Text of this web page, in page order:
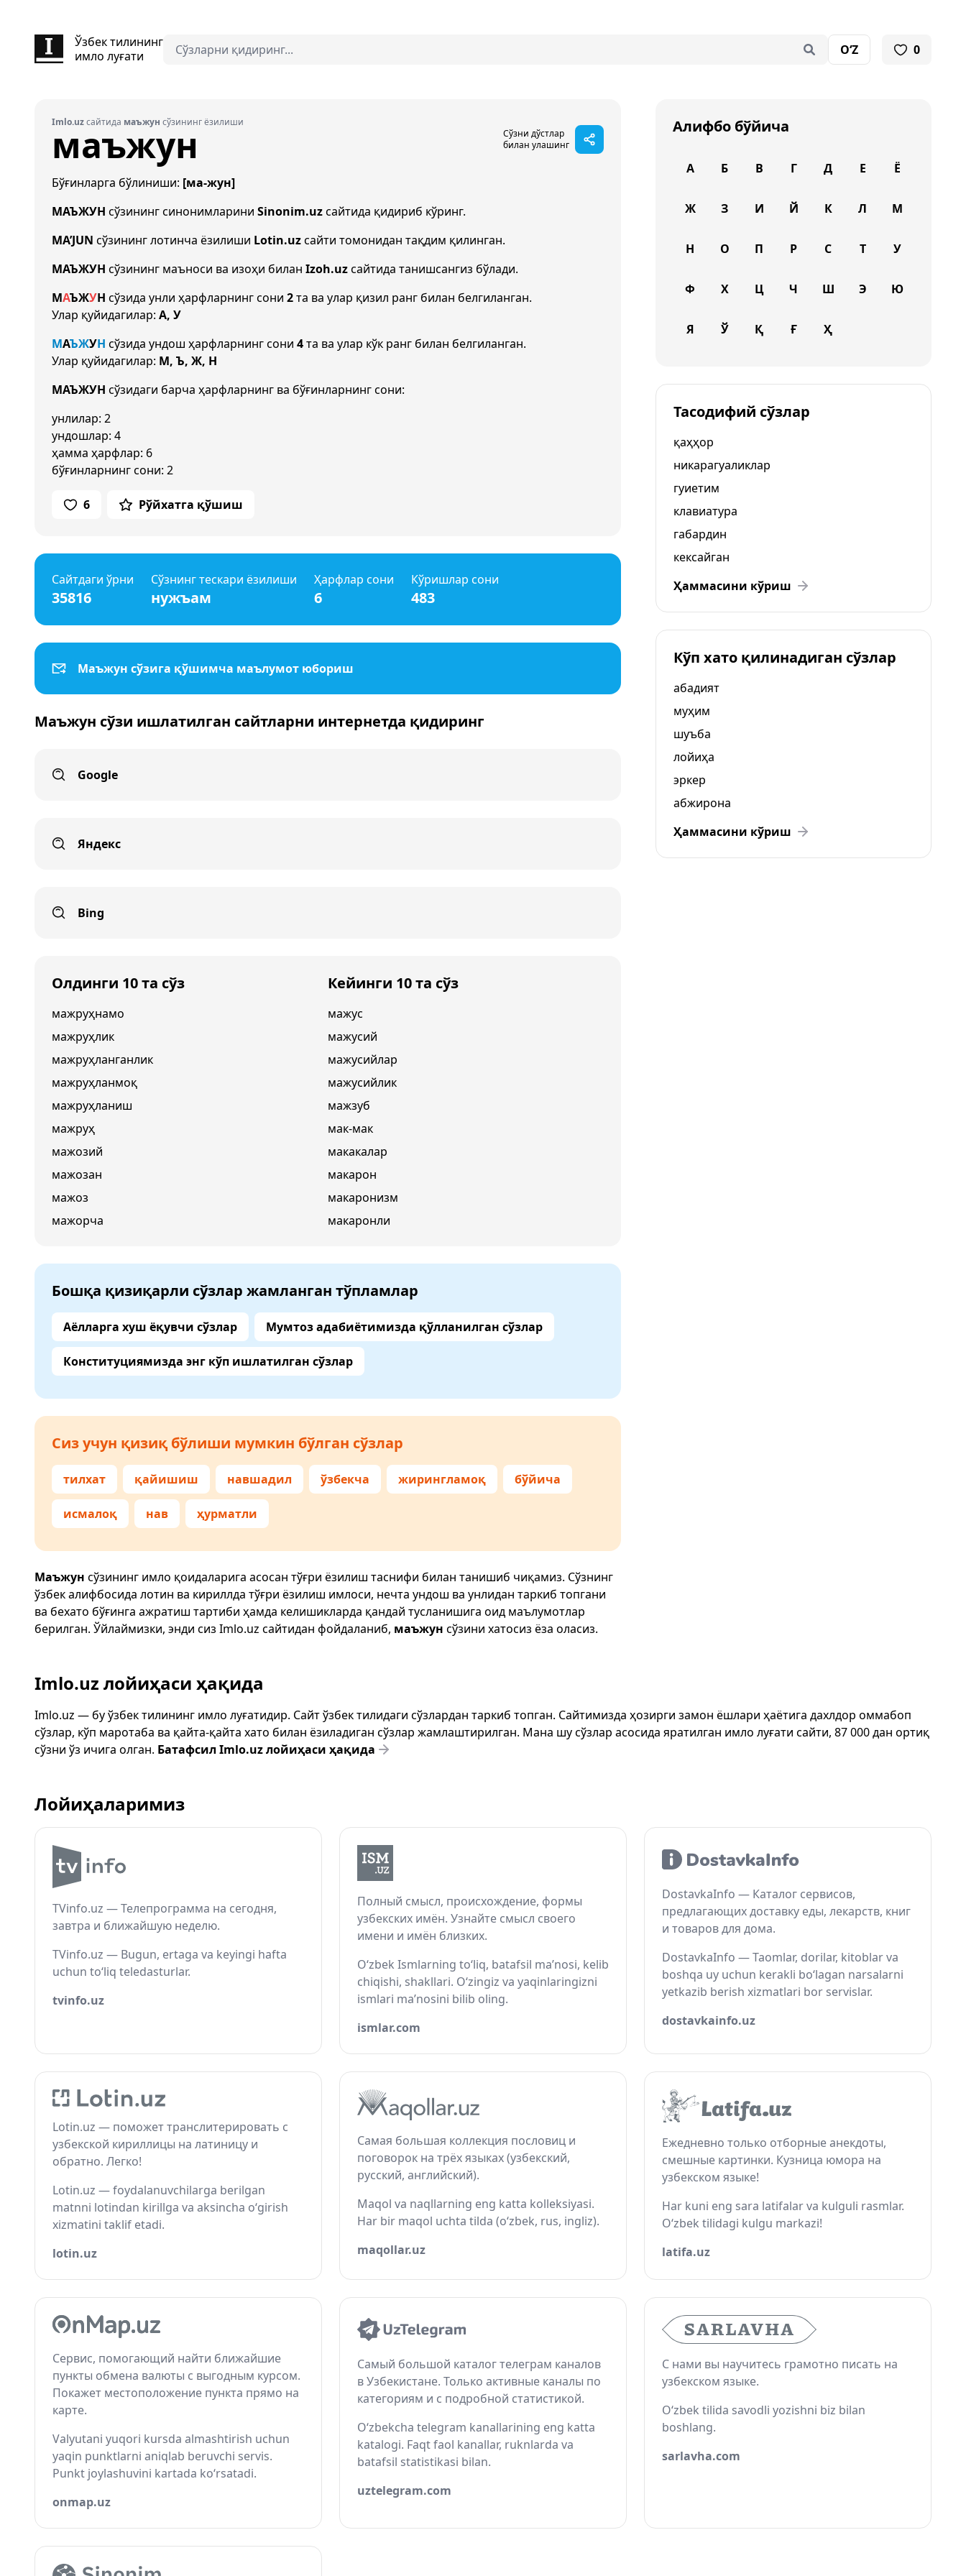
Ўзбек тилининг
имло луғати
O‘Z 0
Imlo.uzсайтида маъжун сўзининг ёзилиши
маъжун
Сўзни дўстлар
билан улашинг
Бўғинларга бўлиниши: [ма-жун]
МАЪЖУН сўзининг синонимларини Sinonim.uzсайтида қидириб кўринг.
MA’JUN сўзининг лотинча ёзилиши Lotin.uzсайти томонидан тақдим қилинган.
МАЪЖУН сўзининг маъноси ва изоҳи билан Izoh.uzсайтида танишсангиз бўлади.
МАЪЖУН сўзида унли ҳарфларнинг сони 2та ва улар қизил ранг билан белгиланган.
Улар қуйидагилар: А, У
МАЪЖУН сўзида ундош ҳарфларнинг сони 4та ва улар кўк ранг билан белгиланган.
Улар қуйидагилар: М, Ъ, Ж, Н
МАЪЖУН сўзидаги барча ҳарфларнинг ва бўғинларнинг сони:
унлилар: 2
ундошлар: 4
ҳамма ҳарфлар: 6
бўғинларнинг сони: 2
6 Рўйхатга қўшиш
Сайтдаги ўрни
35816
Сўзнинг тескари ёзилиши
нужъам
Ҳарфлар сони
6
Кўришлар сони
483
Маъжун сўзига қўшимча маълумот юбориш
Маъжун сўзи ишлатилган сайтларни интернетда қидиринг
Google
Яндекс
Bing
Олдинги 10 та сўз
мажруҳнамо
мажруҳлик
мажруҳланганлик
мажруҳланмоқ
мажруҳланиш
мажруҳ
мажозий
мажозан
мажоз
мажорча
Кейинги 10 та сўз
мажус
мажусий
мажусийлар
мажусийлик
мажзуб
мак-мак
макакалар
макарон
макаронизм
макаронли
Бошқа қизиқарли сўзлар жамланган тўпламлар
Аёлларга хуш ёқувчи сўзлар Мумтоз адабиётимизда қўлланилган сўзлар
Конституциямизда энг кўп ишлатилган сўзлар
Сиз учун қизиқ бўлиши мумкин бўлган сўзлар
тилхат қайишиш навшадил ўзбекча жирингламоқ бўйича
исмалоқ нав ҳурматли
Маъжун сўзининг имло қоидаларига асосан тўғри ёзилиш таснифи билан танишиб чиқамиз. Сўзнинг
ўзбек алифбосида лотин ва кириллда тўғри ёзилиш имлоси, нечта ундош ва унлидан таркиб топгани
ва бехато бўғинга ажратиш тартиби ҳамда келишикларда қандай тусланишига оид маълумотлар
берилган. Ўйлаймизки, энди сиз Imlo.uz сайтидан фойдаланиб, маъжун сўзини хатосиз ёза оласиз.
Алифбо бўйича
А Б В Г Д Е Ё
Ж З И Й К Л М
Н О П Р С Т У
Ф Х Ц Ч Ш Э Ю
Я Ў Қ Ғ Ҳ
Тасодифий сўзлар
қаҳҳор
никарагуаликлар
гуиетим
клавиатура
габардин
кексайган
Ҳаммасини кўриш
Кўп хато қилинадиган сўзлар
абадият
муҳим
шуъба
лойиҳа
эркер
абжирона
Ҳаммасини кўриш
Imlo.uz лойиҳаси ҳақида
Imlo.uz — бу ўзбек тилининг имло луғатидир. Сайт ўзбек тилидаги сўзлардан таркиб топган. Сайтимизда ҳозирги замон ёшлари ҳаётига дахлдор оммабоп
сўзлар, кўп маротаба ва қайта-қайта хато билан ёзиладиган сўзлар жамлаштирилган. Мана шу сўзлар асосида яратилган имло луғати сайти, 87 000 дан ортиқ
сўзни ўз ичига олган. Батафсил Imlo.uz лойиҳаси ҳақида
Лойиҳаларимиз
TVinfo.uz — Телепрограмма на сегодня,
завтра и ближайшую неделю.
TVinfo.uz — Bugun, ertaga va keyingi hafta
uchun to‘liq teledasturlar.
tvinfo.uz
Полный смысл, происхождение, формы
узбекских имён. Узнайте смысл своего
имени и имён близких.
O‘zbek Ismlarning to‘liq, batafsil ma’nosi, kelib
chiqishi, shakllari. O‘zingiz va yaqinlaringizni
ismlari ma’nosini bilib oling.
ismlar.com
DostavkaInfo — Каталог сервисов,
предлагающих доставку еды, лекарств, книг
и товаров для дома.
DostavkaInfo — Taomlar, dorilar, kitoblar va
boshqa uy uchun kerakli bo‘lagan narsalarni
yetkazib berish xizmatlari bor servislar.
dostavkainfo.uz
Lotin.uz — поможет транслитерировать с
узбекской кириллицы на латиницу и
обратно. Легко!
Lotin.uz — foydalanuvchilarga berilgan
matnni lotindan kirillga va aksincha o‘girish
xizmatini taklif etadi.
lotin.uz
Самая большая коллекция пословиц и
поговорок на трёх языках (узбекский,
русский, английский).
Maqol va naqllarning eng katta kolleksiyasi.
Har bir maqol uchta tilda (o‘zbek, rus, ingliz).
maqollar.uz
Ежедневно только отборные анекдоты,
смешные картинки. Кузница юмора на
узбекском языке!
Har kuni eng sara latifalar va kulguli rasmlar.
O‘zbek tilidagi kulgu markazi!
latifa.uz
Сервис, помогающий найти ближайшие
пункты обмена валюты с выгодным курсом.
Покажет местоположение пункта прямо на
карте.
Valyutani yuqori kursda almashtirish uchun
yaqin punktlarni aniqlab beruvchi servis.
Punkt joylashuvini kartada ko‘rsatadi.
onmap.uz
Самый большой каталог телеграм каналов
в Узбекистане. Только активные каналы по
категориям и с подробной статистикой.
O‘zbekcha telegram kanallarining eng katta
katalogi. Faqt faol kanallar, ruknlarda va
batafsil statistikasi bilan.
uztelegram.com
С нами вы научитесь грамотно писать на
узбекском языке.
O‘zbek tilida savodli yozishni biz bilan
boshlang.
sarlavha.com